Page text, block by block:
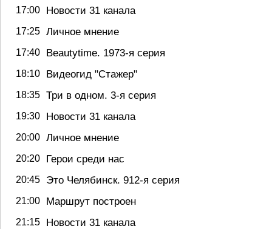
17:00 Новости 31 канала
17:25 Личное мнение
17:40 Beautytime. 1973-я серия
18:10 Видеогид "Стажер"
18:35 Три в одном. 3-я серия
19:30 Новости 31 канала
20:00 Личное мнение
20:20 Герои среди нас
20:45 Это Челябинск. 912-я серия
21:00 Маршрут построен
21:15 Новости 31 канала